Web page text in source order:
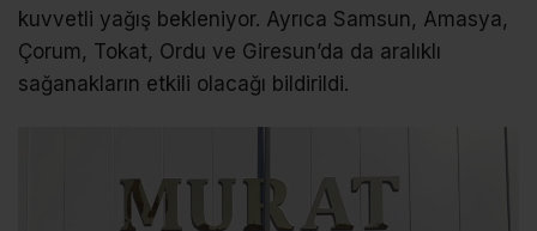
kuvvetli yağış bekleniyor. Ayrıca Samsun, Amasya,
Çorum, Tokat, Ordu ve Giresun’da da aralıklı
sağanakların etkili olacağı bildirildi.